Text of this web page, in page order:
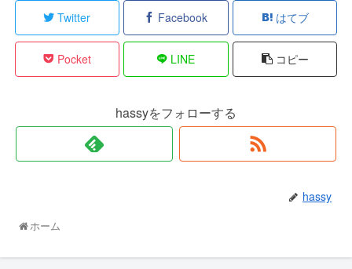
Twitter Facebook はてブ
Pocket LINE コピー
hassyをフォローする
hassy
ホーム